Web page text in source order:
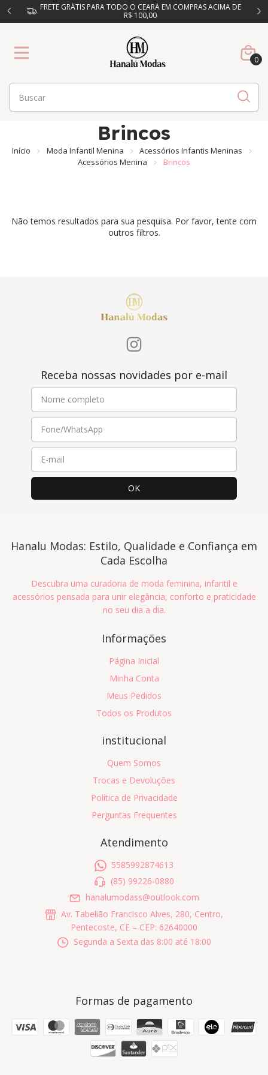
FRETE GRÁTIS PARA TODO O CEARÁ EM COMPRAS ACIMA DE
R$ 100,00
0
Brincos
Início Moda Infantil Menina
Acessórios Infantis Meninas
Acessórios Menina
Brincos
Não temos resultados para sua pesquisa. Por favor, tente com
outros filtros.
Receba nossas novidades por e-mail
Hanalu Modas: Estilo, Qualidade e Confiança em
Cada Escolha
Descubra uma curadoria de moda feminina, infantil e
acessórios pensada para unir elegância, conforto e praticidade
no seu dia a dia.
Informações
Página Inicial
Minha Conta
Meus Pedidos
Todos os Produtos
institucional
Quem Somos
Trocas e Devoluções
Política de Privacidade
Perguntas Frequentes
Atendimento
5585992874613
(85) 99226-0880
hanalumodass@outlook.com
Av. Tabelião Francisco Alves, 280, Centro,
Pentecoste, CE – CEP: 62640000
Segunda a Sexta das 8:00 até 18:00
Formas de pagamento